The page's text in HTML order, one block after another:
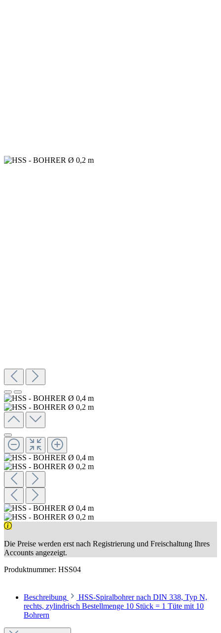
Die Preise werden erst nach Registrierung und Freischaltung Ihres
Accounts angezeigt.
Produktnummer: HSS04
Beschreibung
HSS-Spiralbohrer nach DIN 338, Typ N,
rechts, zylindrisch Bestellmenge 10 Stück = 1 Tüte mit 10
Bohrern